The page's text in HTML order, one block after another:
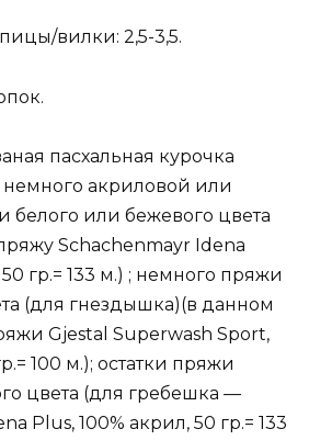
вилки: 2,5-3,5.
пасхальная курочка
немного акриловой или
белого или бежевого цвета
Schachenmayr Idena
гр.= 133 м.) ; немного пряжи
(для гнездышка)(в данном
Gjestal Superwash Sport,
100 м.); остатки пряжи
цвета (для гребешка —
Plus, 100% акрил, 50 гр.= 133